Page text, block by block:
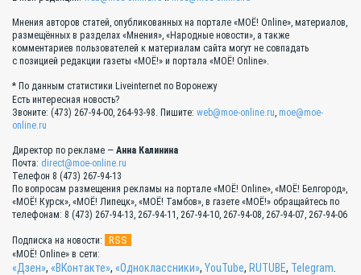
Мнения авторов статей, опубликованных на портале «МОЁ! Online», материалов,
размещённых в разделах «Мнения», «Народные новости», а также
комментариев пользователей к материалам сайта могут не совпадать
с позицией редакции газеты «МОЁ!» и портала «МОЁ! Online».
* По данным статистики Liveinternet по Воронежу
Есть интересная новость?
Звоните: (473) 267-94-00, 264-93-98. Пишите: web@moe-online.ru moe@moe-
online.ru
Директор по рекламе — Анна Калинина
Почта: direct@moe-online.ru
Телефон 8 (473) 267-94-13
По вопросам размещения рекламы на портале «МОЁ! Online», «МОЁ! Белгород»,
«МОЁ! Курск», «МОЁ! Липецк», «МОЁ! Тамбов», в газете «МОЁ!» обращайтесь по
телефонам: 8 (473) 267-94-13, 267-94-11, 267-94-10, 267-94-08, 267-94-07, 267-94-06
Подписка на новости: RSS
«МОЁ! Online» в сети:
«Дзен», «ВКонтакте», «Одноклассники», YouTube, RUTUBE, Telegram